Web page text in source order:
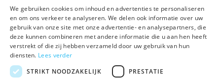
Abonneer
We gebruiken cookies om inhoud en advertenties te personaliseren
en om ons verkeer te analyseren. We delen ook informatie over uw
gebruik van onze site met onze advertentie- en analysepartners, die
deze kunnen combineren met andere informatie die u aan hen heeft
verstrekt of die zij hebben verzameld door uw gebruik van hun
diensten. Lees verder
STRIKT NOODZAKELIJK
PRESTATIE